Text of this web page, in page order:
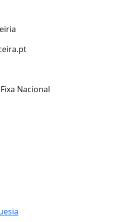
Nacional